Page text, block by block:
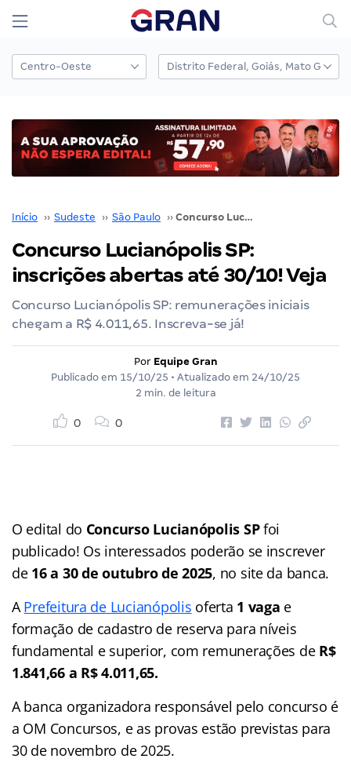
Início ›› Sudeste ›› São Paulo ›› Concurso Lucianópolis SP: inscrições abertas até 30/10! Veja
Concurso Lucianópolis SP:
inscrições abertas até 30/10! Veja
Concurso Lucianópolis SP: remunerações iniciais
chegam a R$ 4.011,65. Inscreva-se já!
Por Equipe Gran
Publicado em 15/10/25 • Atualizado em 24/10/25
2 min. de leitura
0 0
O edital do Concurso Lucianópolis SPfoi
publicado! Os interessados poderão se inscrever
de 16 a 30 de outubro de 2025, no site da banca.
APrefeitura de Lucianópolis oferta 1 vaga e
formação de cadastro de reserva para níveis
fundamental e superior, com remunerações de R$
1.841,66 a R$ 4.011,65.
A banca organizadora responsável pelo concurso é
a OM Concursos, e as provas estão previstas para
30 de novembro de 2025.